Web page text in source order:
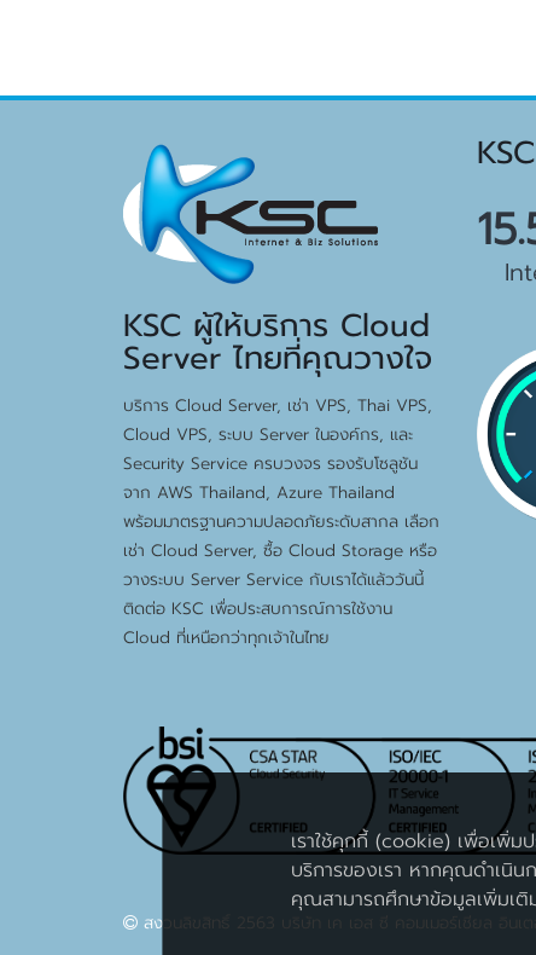
KSC ผู้ให้บริการ Cloud
Server ไทยที่คุณวางใจ
บริการ Cloud Server, เช่า VPS, Thai VPS,
Cloud VPS, ระบบ Server ในองค์กร, และ
Security Service ครบวงจร รองรับโซลูชัน
จาก AWS Thailand, Azure Thailand
พร้อมมาตรฐานความปลอดภัยระดับสากล เลือก
เช่า Cloud Server, ซื้อ Cloud Storage หรือ
วางระบบ Server Service กับเราได้แล้ววันนี้
ติดต่อ KSC เพื่อประสบการณ์การใช้งาน
Cloud ที่เหนือกว่าทุกเจ้าในไทย
สงวนลิขสิทธิ์ 2563 บริษัท เค เอส ซี คอมเมอร์เชียล อินเต
เราใช้คุกกี้ (cookie) เพื่อเพิ่
บริการของเรา หากคุณดำเนิ
คุณสามารถศึกษาข้อมูลเพิ่มเติ